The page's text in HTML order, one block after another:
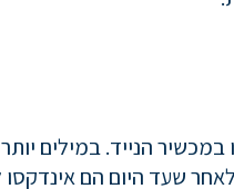
במכשיר הנייד. במילים
שעד היום הם